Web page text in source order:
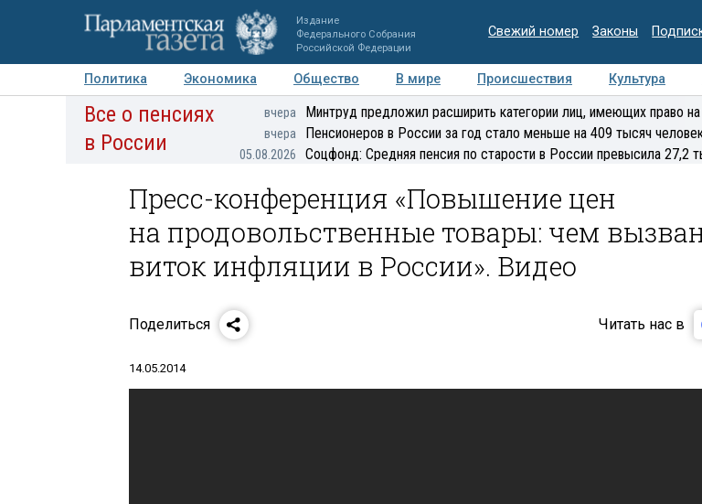
Издание
Федерального Собрания
Российской Федерации
Свежий номер Законы
Политика Экономика Общество В мире Происшествия Культура
Авторы Персоны Мнения Регионы Медиацентр Интервью
Все о пенсиях
в России
вчера Минтруд предложил расширить категории лиц, имеющих право
вчера Пенсионеров в России за год стало меньше на 409 тысяч
05.08.2026 Соцфонд: Средняя пенсия по старости в России превысила 27,2
Пресс-конференция «Повышение цен
на продовольственные товары: чем
виток инфляции в России». Видео
Поделиться Читать нас в
14.05.2014